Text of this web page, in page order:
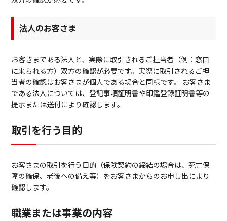
法人のお客さま
お客さまである法人と、実際に取引されるご担当者（例：窓口
に来られる方）双方の確認が必要です。実際に取引されるご担
当者の確認はお客さまが個人である場合と同様です。 お客さま
である法人については、登記事項証明書や印鑑登録証明書等の
提示または送付により確認します。
取引を行う目的
お客さまの取引を行う目的（保険契約の締結の場合は、死亡保
障の確保、老後への備え等）をお客さまからのお申し出により
確認します。
職業または事業の内容